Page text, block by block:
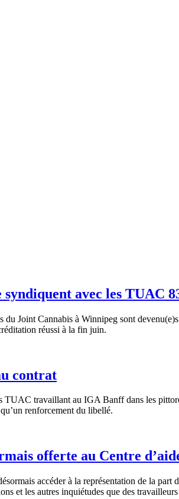
avec les TUAC
Joint Cannabis à Winnipeg sont
réussi à la fin juin.
contrat
travaillant au IGA Banff dans les
renforcement du libellé.
offerte au Centre
accéder à la représentation de la
et les autres inquiétudes que des